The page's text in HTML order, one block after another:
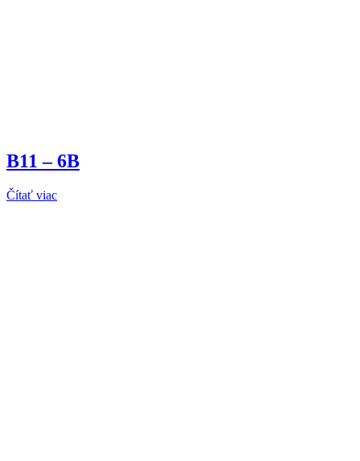
B11 – 6B
Čítať viac